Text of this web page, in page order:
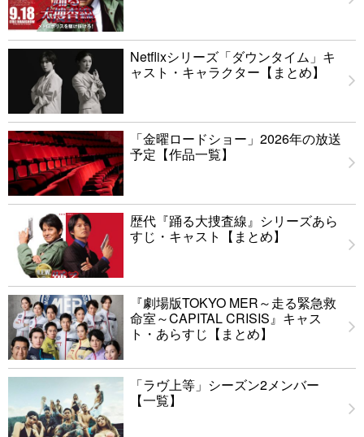
Netflixシリーズ「ダウンタイム」キ
ャスト・キャラクター【まとめ】
「金曜ロードショー」2026年の放送
予定【作品一覧】
歴代『踊る大捜査線』シリーズあら
すじ・キャスト【まとめ】
『劇場版TOKYO MER～走る緊急救
命室～CAPITAL CRISIS』キャス
ト・あらすじ【まとめ】
「ラヴ上等」シーズン2メンバー
【一覧】